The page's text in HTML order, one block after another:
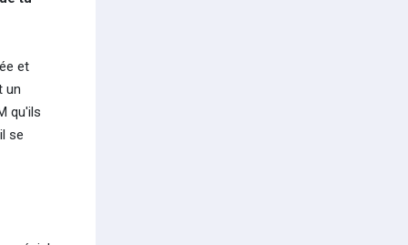
et
un
qu'ils
se